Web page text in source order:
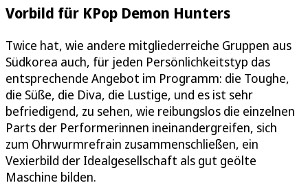
Vorbild für KPop Demon Hunters
Twice hat, wie andere mitgliederreiche Gruppen aus
Südkorea auch, für jeden Persönlichkeitstyp das
entsprechende Angebot im Programm: die Toughe,
die Süße, die Diva, die Lustige, und es ist sehr
befriedigend, zu sehen, wie reibungslos die einzelnen
Parts der Performerinnen ineinandergreifen, sich
zum Ohrwurmrefrain zusammenschließen, ein
Vexierbild der Idealgesellschaft als gut geölte
Maschine bilden.